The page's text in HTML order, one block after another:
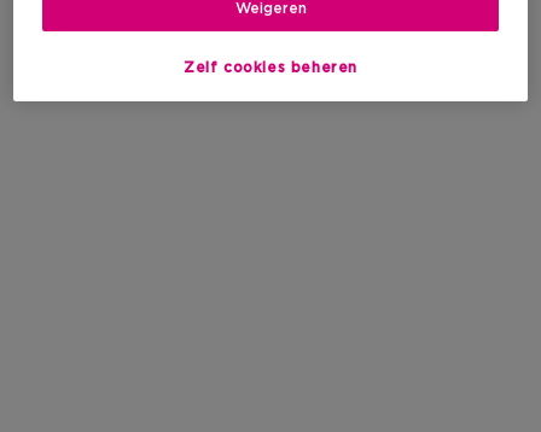
Zelf cookies beheren
Weigeren